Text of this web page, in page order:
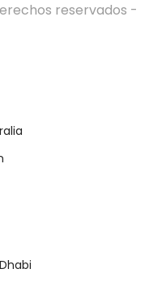
reservados -